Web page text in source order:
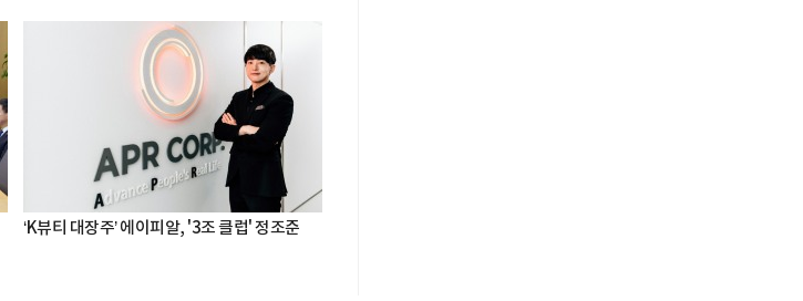
‘K뷰티 대장주’ 에이피알, '3조 클럽' 정조준